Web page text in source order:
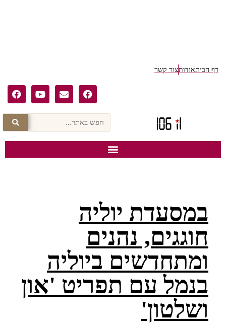
הביתאודותצור קשר
במסעדת יוליה
חוגגים, נהנים
ומתחדשים ביוליה
בנמל עם תפריט 'און
ושלטון'